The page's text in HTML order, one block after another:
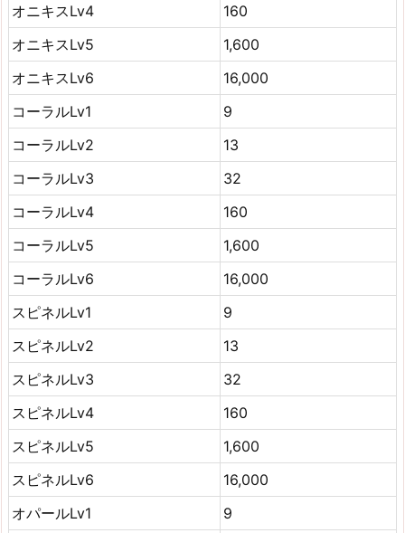
オニキスLv4
160
オニキスLv5
1,600
オニキスLv6
16,000
コーラルLv1
9
コーラルLv2
13
コーラルLv3
32
コーラルLv4
160
コーラルLv5
1,600
コーラルLv6
16,000
スピネルLv1
9
スピネルLv2
13
スピネルLv3
32
スピネルLv4
160
スピネルLv5
1,600
スピネルLv6
16,000
オパールLv1
9